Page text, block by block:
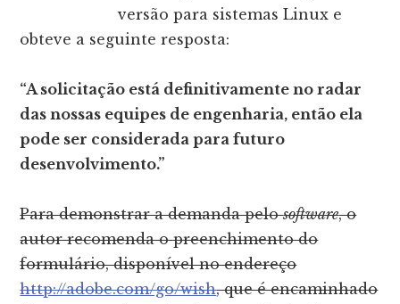
versão para sistemas Linux e
obteve a seguinte resposta:
“A solicitação está definitivamente no radar
das nossas equipes de engenharia, então ela
pode ser considerada para futuro
desenvolvimento.”
Para demonstrar a demanda pelosoftware, o
autor recomenda o preenchimento do
formulário, disponível no endereço
http://adobe.com/go/wish, que é encaminhado